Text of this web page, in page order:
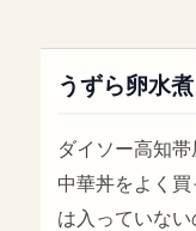
うずら卵水
ダイソー高知
中華丼をよく
は入っていない